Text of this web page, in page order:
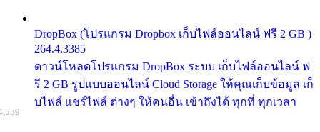
DropBox (โปรแกรม Dropbox เก็บไฟล์ออนไลน์ ฟรี 2 GB )
264.4.3385
ดาวน์โหลดโปรแกรม DropBox ระบบ เก็บไฟล์ออนไลน์ ฟ
รี 2 GB รูปแบบออนไลน์ Cloud Storage ให้คุณเก็บข้อมูล เก็
บไฟล์ แชร์ไฟล์ ต่างๆ ให้คนอื่น เข้าถึงได้ ทุกที่ ทุกเวลา